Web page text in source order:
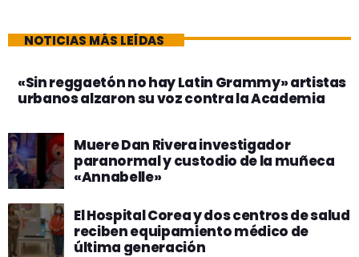
NOTICIAS MÁS LEÍDAS
«Sin reggaetón no hay Latin Grammy» artistas
urbanos alzaron su voz contra la Academia
Muere Dan Rivera investigador
paranormal y custodio de la muñeca
«Annabelle»
El Hospital Corea y dos centros de salud
reciben equipamiento médico de
última generación